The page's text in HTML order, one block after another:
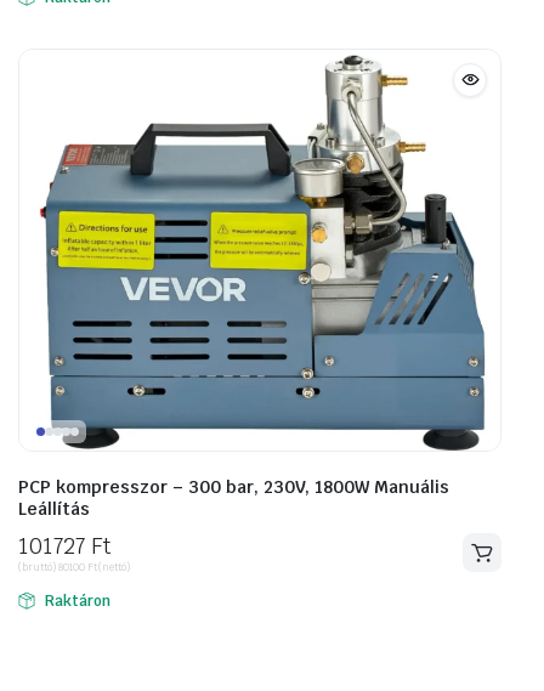
PCP kompresszor – 300 bar, 230V, 1800W Manuális
Leállítás
101727 Ft
(bruttó)80100 Ft(nettó)
Raktáron